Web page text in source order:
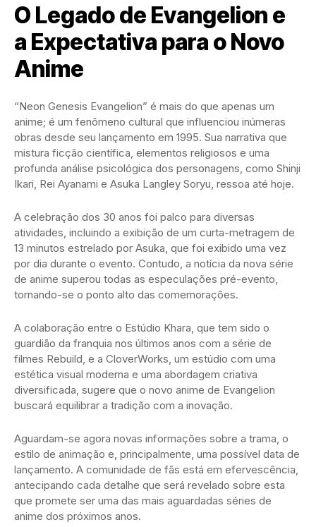
O Legado de Evangelion e
a Expectativa para o Novo
Anime
“Neon Genesis Evangelion” é mais do que apenas um
anime; é um fenômeno cultural que influenciou inúmeras
obras desde seu lançamento em 1995. Sua narrativa que
mistura ficção científica, elementos religiosos e uma
profunda análise psicológica dos personagens, como Shinji
Ikari, Rei Ayanami e Asuka Langley Soryu, ressoa até hoje.
A celebração dos 30 anos foi palco para diversas
atividades, incluindo a exibição de um curta-metragem de
13 minutos estrelado por Asuka, que foi exibido uma vez
por dia durante o evento. Contudo, a notícia da nova série
de anime superou todas as especulações pré-evento,
tornando-se o ponto alto das comemorações.
A colaboração entre o Estúdio Khara, que tem sido o
guardião da franquia nos últimos anos com a série de
filmes Rebuild, e a CloverWorks, um estúdio com uma
estética visual moderna e uma abordagem criativa
diversificada, sugere que o novo anime de Evangelion
buscará equilibrar a tradição com a inovação.
Aguardam-se agora novas informações sobre a trama, o
estilo de animação e, principalmente, uma possível data de
lançamento. A comunidade de fãs está em efervescência,
antecipando cada detalhe que será revelado sobre esta
que promete ser uma das mais aguardadas séries de
anime dos próximos anos.